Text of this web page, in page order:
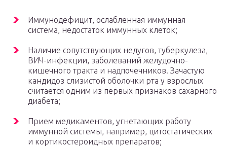
Иммунодефицит, ослабленная иммунная
система, недостаток иммунных клеток;
Наличие сопутствующих недугов, туберкулеза,
ВИЧ-инфекции, заболеваний желудочно-
кишечного тракта и надпочечников. Зачастую
кандидоз слизистой оболочки рта у взрослых
считается одним из первых признаков сахарного
диабета;
Прием медикаментов, угнетающих работу
иммунной системы, например, цитостатических
и кортикостероидных препаратов;